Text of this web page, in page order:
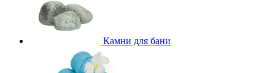
Камни для бани